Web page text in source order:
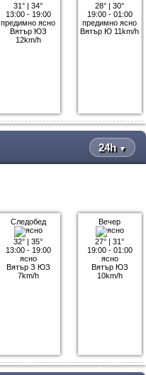
31° |34°
13:00 - 19:00
предимно ясно
Вятър ЮЗ
12km/h
28° |30°
19:00 - 01:00
предимно ясно
Вятър Ю 11km/h
24h ▼
Следобед
32° |35°
13:00 - 19:00
ясно
Вятър З ЮЗ
7km/h
Вечер
27° |31°
19:00 - 01:00
ясно
Вятър ЮЗ
10km/h